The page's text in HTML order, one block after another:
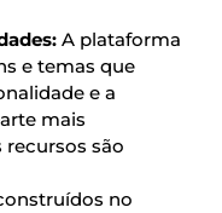
A plataforma
e temas que
e a
mais
são
no